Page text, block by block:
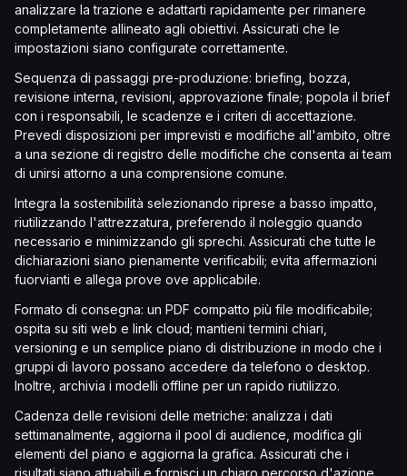
analizzare la trazione e adattarti rapidamente per rimanere
completamente allineato agli obiettivi. Assicurati che le
impostazioni siano configurate correttamente.
Sequenza di passaggi pre-produzione: briefing, bozza,
revisione interna, revisioni, approvazione finale; popola il brief
con i responsabili, le scadenze e i criteri di accettazione.
Prevedi disposizioni per imprevisti e modifiche all'ambito, oltre
a una sezione di registro delle modifiche che consenta ai team
di unirsi attorno a una comprensione comune.
Integra la sostenibilità selezionando riprese a basso impatto,
riutilizzando l'attrezzatura, preferendo il noleggio quando
necessario e minimizzando gli sprechi. Assicurati che tutte le
dichiarazioni siano pienamente verificabili; evita affermazioni
fuorvianti e allega prove ove applicabile.
Formato di consegna: un PDF compatto più file modificabile;
ospita su siti web e link cloud; mantieni termini chiari,
versioning e un semplice piano di distribuzione in modo che i
gruppi di lavoro possano accedere da telefono o desktop.
Inoltre, archivia i modelli offline per un rapido riutilizzo.
Cadenza delle revisioni delle metriche: analizza i dati
settimanalmente, aggiorna il pool di audience, modifica gli
elementi del piano e aggiorna la grafica. Assicurati che i